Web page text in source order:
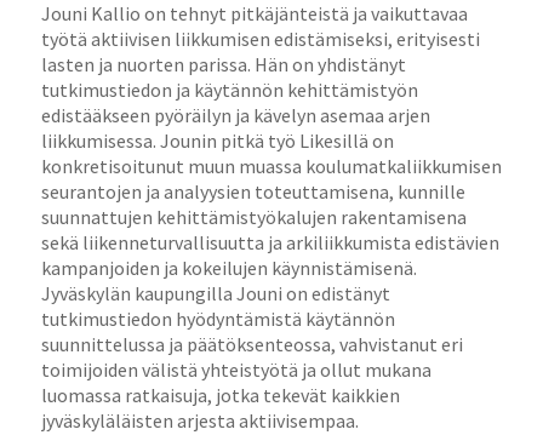
Jouni Kallio on tehnyt pitkäjänteistä ja vaikuttavaa
työtä aktiivisen liikkumisen edistämiseksi, erityisesti
lasten ja nuorten parissa. Hän on yhdistänyt
tutkimustiedon ja käytännön kehittämistyön
edistääkseen pyöräilyn ja kävelyn asemaa arjen
liikkumisessa. Jounin pitkä työ Likesillä on
konkretisoitunut muun muassa koulumatkaliikkumisen
seurantojen ja analyysien toteuttamisena, kunnille
suunnattujen kehittämistyökalujen rakentamisena
sekä liikenneturvallisuutta ja arkiliikkumista edistävien
kampanjoiden ja kokeilujen käynnistämisenä.
Jyväskylän kaupungilla Jouni on edistänyt
tutkimustiedon hyödyntämistä käytännön
suunnittelussa ja päätöksenteossa, vahvistanut eri
toimijoiden välistä yhteistyötä ja ollut mukana
luomassa ratkaisuja, jotka tekevät kaikkien
jyväskyläläisten arjesta aktiivisempaa.